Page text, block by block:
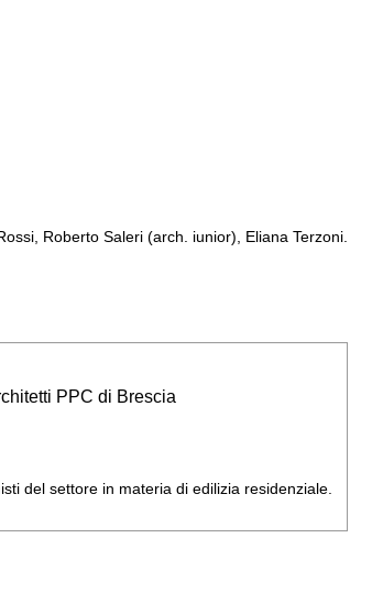
Roberto Saleri (arch. iunior), Eliana Terzoni.
PPC di Brescia
del settore in materia di edilizia residenziale.